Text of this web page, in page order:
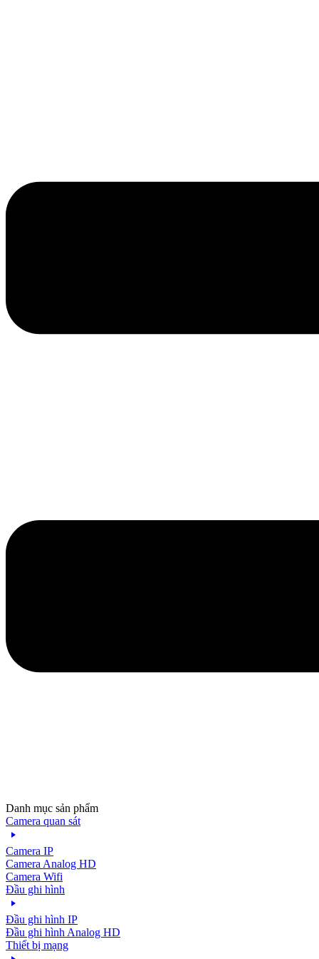
Danh mục sản phẩm
Camera quan sát
Camera IP
Camera Analog HD
Camera Wifi
Đầu ghi hình
Đầu ghi hình IP
Đầu ghi hình Analog HD
Thiết bị mạng